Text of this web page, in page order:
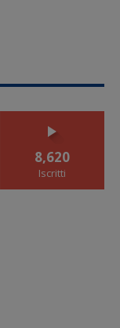
8,620
Iscritti